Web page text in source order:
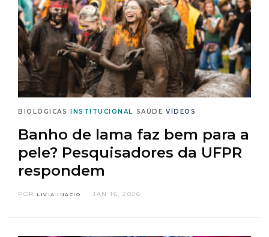
BIOLÓGICAS INSTITUCIONAL SAÚDE VÍDEOS
Banho de lama faz bem para a
pele? Pesquisadores da UFPR
respondem
POR LIVIA INACIO JAN 16, 2026